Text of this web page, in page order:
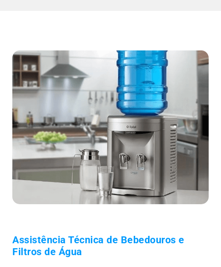
Assistência Técnica de Bebedouros e
Filtros de Água